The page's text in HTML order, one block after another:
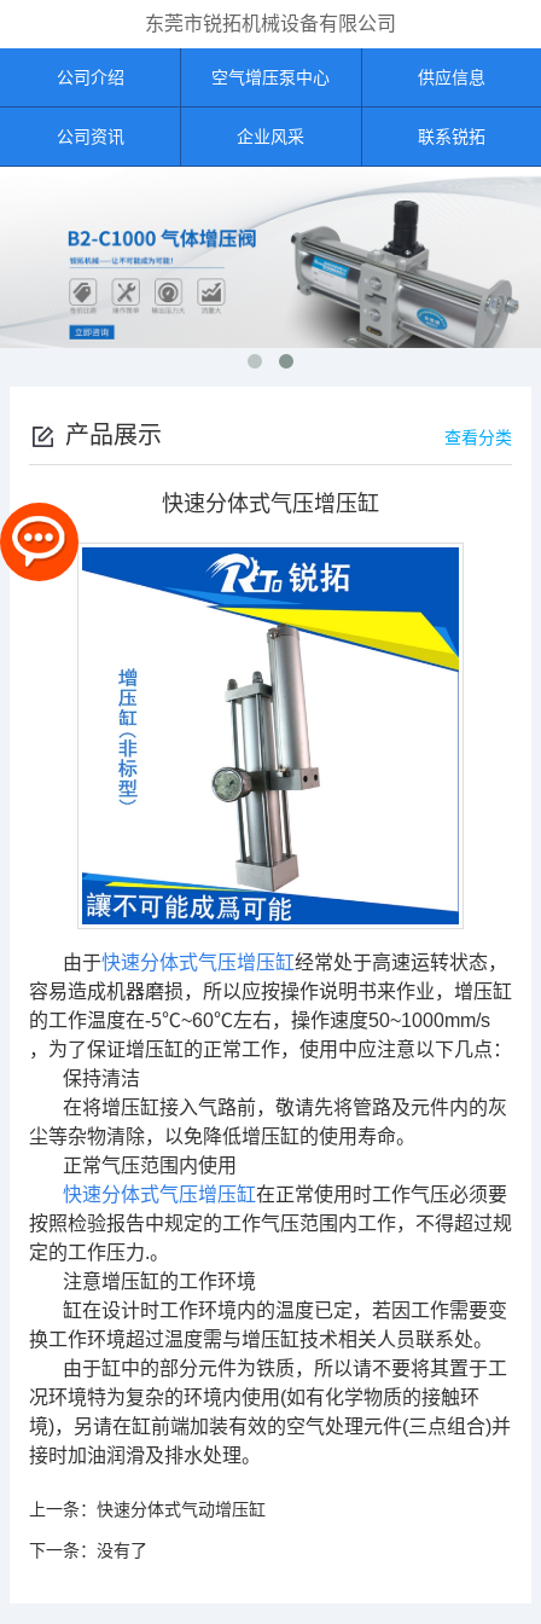
东莞市锐拓机械设备有限公司
公司介绍 空气增压泵中心 供应信息
公司资讯 企业风采 联系锐拓
产品展示 查看分类
快速分体式气压增压缸
由于快速分体式气压增压缸经常处于高速运转状态，
容易造成机器磨损，所以应按操作说明书来作业，增压缸
的工作温度在-5℃~60℃左右，操作速度50~1000mm/s
，为了保证增压缸的正常工作，使用中应注意以下几点：
保持清洁
在将增压缸接入气路前，敬请先将管路及元件内的灰
尘等杂物清除，以免降低增压缸的使用寿命。
正常气压范围内使用
快速分体式气压增压缸在正常使用时工作气压必须要
按照检验报告中规定的工作气压范围内工作，不得超过规
定的工作压力.。
注意增压缸的工作环境
缸在设计时工作环境内的温度已定，若因工作需要变
换工作环境超过温度需与增压缸技术相关人员联系处。
由于缸中的部分元件为铁质，所以请不要将其置于工
况环境特为复杂的环境内使用(如有化学物质的接触环
境)，另请在缸前端加装有效的空气处理元件(三点组合)并
接时加油润滑及排水处理。
上一条： 快速分体式气动增压缸
下一条： 没有了